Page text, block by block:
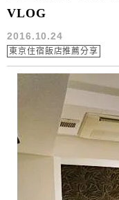
VLOG
2016.10.24
東京住宿飯店推薦分享